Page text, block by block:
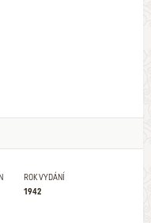
ROK VYDÁNÍ
1942